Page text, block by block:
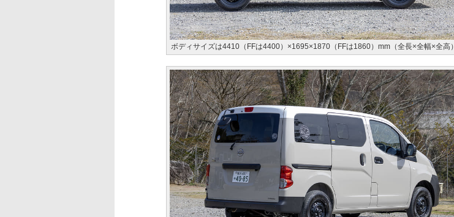
ボディサイズは4410（FFは4400）×1695×1870（FFは1860）mm（全長×全幅×全高）